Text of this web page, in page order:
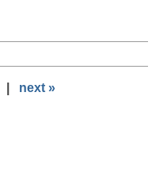
next »